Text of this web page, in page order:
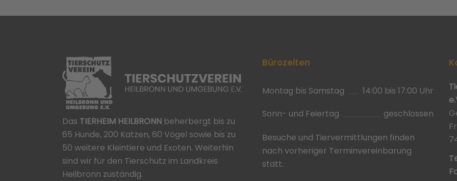
Das TIERHEIM HEILBRONN beherbergt bis zu
65 Hunde, 200 Katzen, 60 Vögel sowie bis zu
50 weitere Kleintiere und Exoten. Weiterhin
sind wir für den Tierschutz im Landkreis
Heilbronn zuständig.
Bürozeiten
Montag bis Samstag
14:00 bis 17:00 Uhr
Sonn- und Feiertag
geschlossen
Besuche und Tiervermittlungen finden
nach vorheriger Terminvereinbarung
statt.